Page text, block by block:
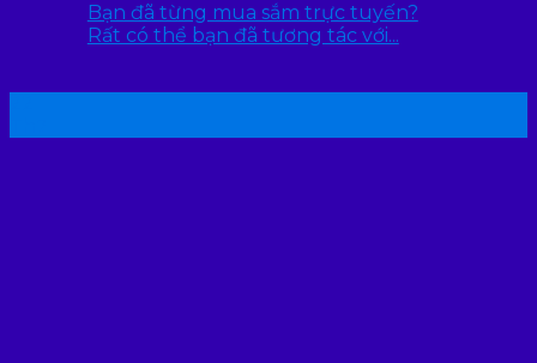
Bạn đã từng mua sắm trực tuyến?
Rất có thể bạn đã tương tác với...